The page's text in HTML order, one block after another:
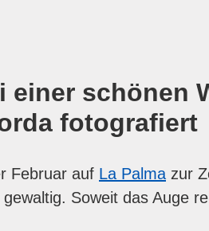
einer schönen
fotografiert
Februar auf La Palma zur
Soweit das Auge